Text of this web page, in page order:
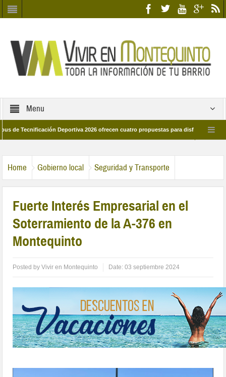
Menu
Deportiva 2026 ofrecen cuatro propuestas para disfrutar del deporte
Home Gobierno local Seguridad y Transporte
Fuerte Interés Empresarial en el
Soterramiento de la A-376 en
Montequinto
Posted byVivir en Montequinto Date:03 septiembre 2024